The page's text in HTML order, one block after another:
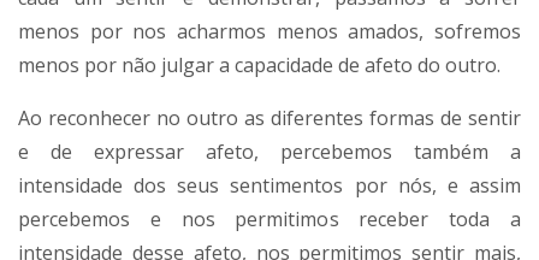
menos por nos acharmos menos amados, sofremos
menos por não julgar a capacidade de afeto do outro.
Ao reconhecer no outro as diferentes formas de sentir
e de expressar afeto, percebemos também a
intensidade dos seus sentimentos por nós, e assim
percebemos e nos permitimos receber toda a
intensidade desse afeto, nos permitimos sentir mais,